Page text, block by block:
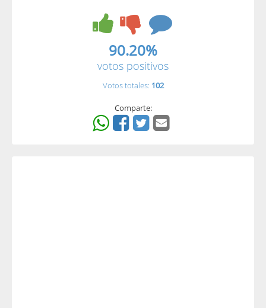
90.20%
votos positivos
Votos totales: 102
Comparte: